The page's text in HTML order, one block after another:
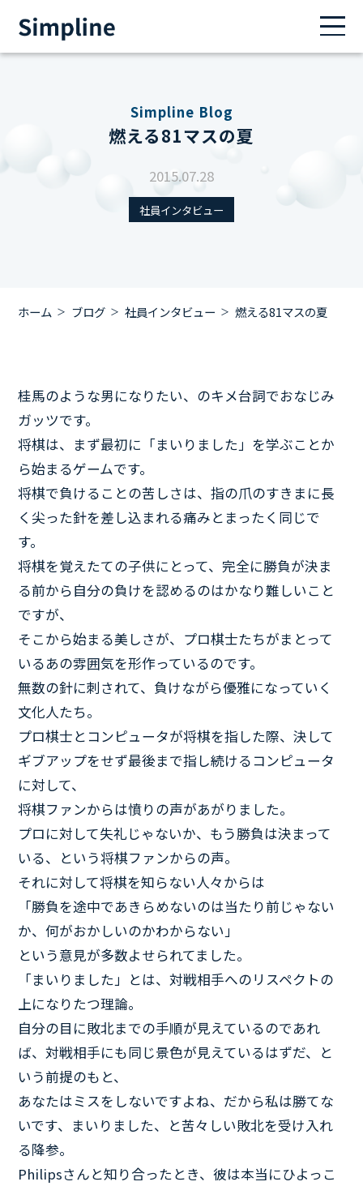
Simpline Blog
燃える81マスの夏
2015.07.28
社員インタビュー
ホーム ブログ 社員インタビュー 燃える81マスの夏
桂馬のような男になりたい、のキメ台詞でおなじみ
ガッツです。
将棋は、まず最初に「まいりました」を学ぶことか
ら始まるゲームです。
将棋で負けることの苦しさは、指の爪のすきまに長
く尖った針を差し込まれる痛みとまったく同じで
す。
将棋を覚えたての子供にとって、完全に勝負が決ま
る前から自分の負けを認めるのはかなり難しいこと
ですが、
そこから始まる美しさが、プロ棋士たちがまとって
いるあの雰囲気を形作っているのです。
無数の針に刺されて、負けながら優雅になっていく
文化人たち。
プロ棋士とコンピュータが将棋を指した際、決して
ギブアップをせず最後まで指し続けるコンピュータ
に対して、
将棋ファンからは憤りの声があがりました。
プロに対して失礼じゃないか、もう勝負は決まって
いる、という将棋ファンからの声。
それに対して将棋を知らない人々からは
「勝負を途中であきらめないのは当たり前じゃない
か、何がおかしいのかわからない」
という意見が多数よせられてました。
「まいりました」とは、対戦相手へのリスペクトの
上になりたつ理論。
自分の目に敗北までの手順が見えているのであれ
ば、対戦相手にも同じ景色が見えているはずだ、と
いう前提のもと、
あなたはミスをしないですよね、だから私は勝てな
いです、まいりました、と苦々しい敗北を受け入れ
る降参。
Philipsさんと知り合ったとき、彼は本当にひよっこ